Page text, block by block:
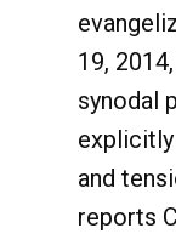
19,
synodal
and
reports